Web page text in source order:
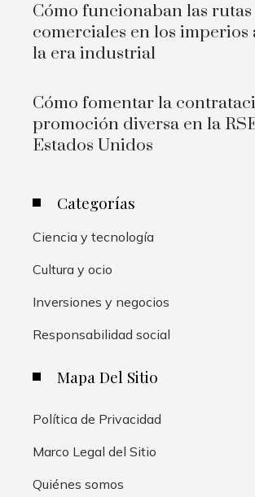
Cómo funcionaban las rutas
comerciales en los imperios
la era industrial
Cómo fomentar la
promoción diversa en la
Estados Unidos
Categorías
Ciencia y tecnología
Cultura y ocio
Inversiones y negocios
Responsabilidad social
Mapa Del Sitio
Política de Privacidad
Marco Legal del Sitio
Quiénes somos